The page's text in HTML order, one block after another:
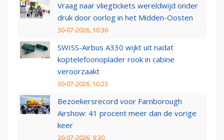
Vraag naar vliegtickets wereldwijd onder
druk door oorlog in het Midden-Oosten
30-07-2026, 10:36
SWISS-Airbus A330 wijkt uit nadat
koptelefoonoplader rook in cabine
veroorzaakt
30-07-2026, 10:23
Bezoekersrecord voor Farnborough
Airshow: 41 procent meer dan de vorige
keer
30-07-2026, 9:30